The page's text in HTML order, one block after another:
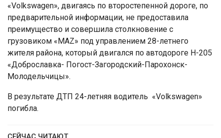
«Volkswagen», двигаясь по второстепенной дороге, по
предварительной информации, не предоставила
преимущество и совершила столкновение с
грузовиком «MAZ» под управлением 28-летнего
жителя района, который двигался по автодороге Н-205
«Доброславка- Погост-Загородский-Парохонск-
Молодельчицы».
В результате ДТП 24-летняя водитель «Volkswagen»
погибла.